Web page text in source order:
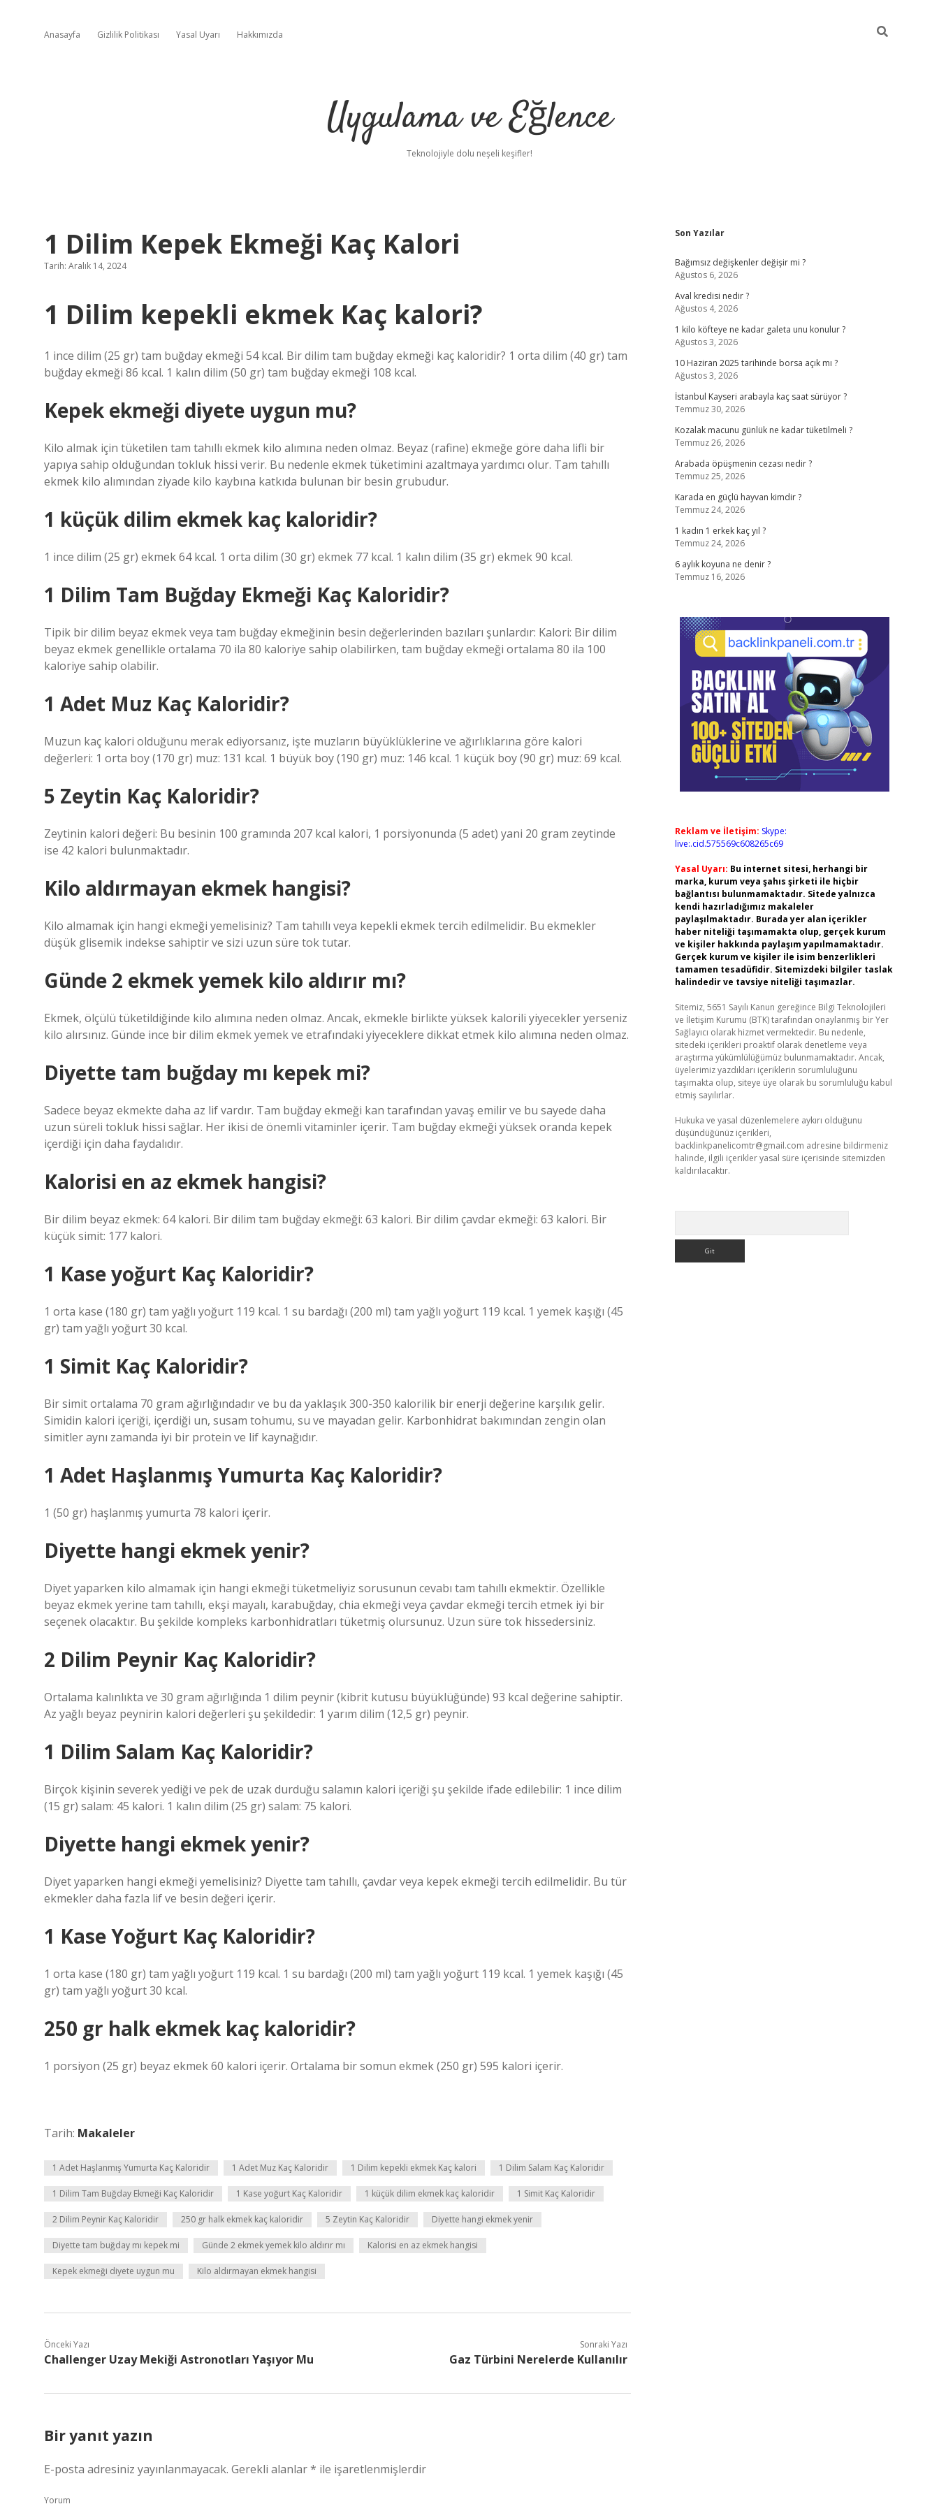
Anasayfa Gizlilik Politikası Yasal Uyarı Hakkımızda
Uygulama ve Eğlence
Teknolojiyle dolu neşeli keşifler!
1 Dilim Kepek Ekmeği Kaç Kalori
Tarih: Aralık 14, 2024
1 Dilim kepekli ekmek Kaç kalori?
1 ince dilim (25 gr) tam buğday ekmeği 54 kcal. Bir dilim tam buğday ekmeği kaç kaloridir? 1 orta dilim (40 gr) tam
buğday ekmeği 86 kcal. 1 kalın dilim (50 gr) tam buğday ekmeği 108 kcal.
Kepek ekmeği diyete uygun mu?
Kilo almak için tüketilen tam tahıllı ekmek kilo alımına neden olmaz. Beyaz (rafine) ekmeğe göre daha lifli bir
yapıya sahip olduğundan tokluk hissi verir. Bu nedenle ekmek tüketimini azaltmaya yardımcı olur. Tam tahıllı
ekmek kilo alımından ziyade kilo kaybına katkıda bulunan bir besin grubudur.
1 küçük dilim ekmek kaç kaloridir?
1 ince dilim (25 gr) ekmek 64 kcal. 1 orta dilim (30 gr) ekmek 77 kcal. 1 kalın dilim (35 gr) ekmek 90 kcal.
1 Dilim Tam Buğday Ekmeği Kaç Kaloridir?
Tipik bir dilim beyaz ekmek veya tam buğday ekmeğinin besin değerlerinden bazıları şunlardır: Kalori: Bir dilim
beyaz ekmek genellikle ortalama 70 ila 80 kaloriye sahip olabilirken, tam buğday ekmeği ortalama 80 ila 100
kaloriye sahip olabilir.
1 Adet Muz Kaç Kaloridir?
Muzun kaç kalori olduğunu merak ediyorsanız, işte muzların büyüklüklerine ve ağırlıklarına göre kalori
değerleri: 1 orta boy (170 gr) muz: 131 kcal. 1 büyük boy (190 gr) muz: 146 kcal. 1 küçük boy (90 gr) muz: 69 kcal.
5 Zeytin Kaç Kaloridir?
Zeytinin kalori değeri: Bu besinin 100 gramında 207 kcal kalori, 1 porsiyonunda (5 adet) yani 20 gram zeytinde
ise 42 kalori bulunmaktadır.
Kilo aldırmayan ekmek hangisi?
Kilo almamak için hangi ekmeği yemelisiniz? Tam tahıllı veya kepekli ekmek tercih edilmelidir. Bu ekmekler
düşük glisemik indekse sahiptir ve sizi uzun süre tok tutar.
Günde 2 ekmek yemek kilo aldırır mı?
Ekmek, ölçülü tüketildiğinde kilo alımına neden olmaz. Ancak, ekmekle birlikte yüksek kalorili yiyecekler yerseniz
kilo alırsınız. Günde ince bir dilim ekmek yemek ve etrafındaki yiyeceklere dikkat etmek kilo alımına neden olmaz.
Diyette tam buğday mı kepek mi?
Sadece beyaz ekmekte daha az lif vardır. Tam buğday ekmeği kan tarafından yavaş emilir ve bu sayede daha
uzun süreli tokluk hissi sağlar. Her ikisi de önemli vitaminler içerir. Tam buğday ekmeği yüksek oranda kepek
içerdiği için daha faydalıdır.
Kalorisi en az ekmek hangisi?
Bir dilim beyaz ekmek: 64 kalori. Bir dilim tam buğday ekmeği: 63 kalori. Bir dilim çavdar ekmeği: 63 kalori. Bir
küçük simit: 177 kalori.
1 Kase yoğurt Kaç Kaloridir?
1 orta kase (180 gr) tam yağlı yoğurt 119 kcal. 1 su bardağı (200 ml) tam yağlı yoğurt 119 kcal. 1 yemek kaşığı (45
gr) tam yağlı yoğurt 30 kcal.
1 Simit Kaç Kaloridir?
Bir simit ortalama 70 gram ağırlığındadır ve bu da yaklaşık 300-350 kalorilik bir enerji değerine karşılık gelir.
Simidin kalori içeriği, içerdiği un, susam tohumu, su ve mayadan gelir. Karbonhidrat bakımından zengin olan
simitler aynı zamanda iyi bir protein ve lif kaynağıdır.
1 Adet Haşlanmış Yumurta Kaç Kaloridir?
1 (50 gr) haşlanmış yumurta 78 kalori içerir.
Diyette hangi ekmek yenir?
Diyet yaparken kilo almamak için hangi ekmeği tüketmeliyiz sorusunun cevabı tam tahıllı ekmektir. Özellikle
beyaz ekmek yerine tam tahıllı, ekşi mayalı, karabuğday, chia ekmeği veya çavdar ekmeği tercih etmek iyi bir
seçenek olacaktır. Bu şekilde kompleks karbonhidratları tüketmiş olursunuz. Uzun süre tok hissedersiniz.
2 Dilim Peynir Kaç Kaloridir?
Ortalama kalınlıkta ve 30 gram ağırlığında 1 dilim peynir (kibrit kutusu büyüklüğünde) 93 kcal değerine sahiptir.
Az yağlı beyaz peynirin kalori değerleri şu şekildedir: 1 yarım dilim (12,5 gr) peynir.
1 Dilim Salam Kaç Kaloridir?
Birçok kişinin severek yediği ve pek de uzak durduğu salamın kalori içeriği şu şekilde ifade edilebilir: 1 ince dilim
(15 gr) salam: 45 kalori. 1 kalın dilim (25 gr) salam: 75 kalori.
Diyette hangi ekmek yenir?
Diyet yaparken hangi ekmeği yemelisiniz? Diyette tam tahıllı, çavdar veya kepek ekmeği tercih edilmelidir. Bu tür
ekmekler daha fazla lif ve besin değeri içerir.
1 Kase Yoğurt Kaç Kaloridir?
1 orta kase (180 gr) tam yağlı yoğurt 119 kcal. 1 su bardağı (200 ml) tam yağlı yoğurt 119 kcal. 1 yemek kaşığı (45
gr) tam yağlı yoğurt 30 kcal.
250 gr halk ekmek kaç kaloridir?
1 porsiyon (25 gr) beyaz ekmek 60 kalori içerir. Ortalama bir somun ekmek (250 gr) 595 kalori içerir.
Tarih: Makaleler
1 Adet Haşlanmış Yumurta Kaç Kaloridir 1 Adet Muz Kaç Kaloridir 1 Dilim kepekli ekmek Kaç kalori 1 Dilim Salam Kaç Kaloridir
1 Dilim Tam Buğday Ekmeği Kaç Kaloridir 1 Kase yoğurt Kaç Kaloridir 1 küçük dilim ekmek kaç kaloridir 1 Simit Kaç Kaloridir
2 Dilim Peynir Kaç Kaloridir 250 gr halk ekmek kaç kaloridir 5 Zeytin Kaç Kaloridir Diyette hangi ekmek yenir
Diyette tam buğday mı kepek mi Günde 2 ekmek yemek kilo aldırır mı Kalorisi en az ekmek hangisi
Kepek ekmeği diyete uygun mu Kilo aldırmayan ekmek hangisi
Önceki Yazı
Challenger Uzay Mekiği Astronotları Yaşıyor Mu
Sonraki Yazı
Gaz Türbini Nerelerde Kullanılır
Bir yanıt yazın
E-posta adresiniz yayınlanmayacak. Gerekli alanlar* ile işaretlenmişlerdir
Yorum
Sidebar
Son Yazılar
Bağımsız değişkenler değişir mi ?
Ağustos 6, 2026
Aval kredisi nedir ?
Ağustos 4, 2026
1 kilo köfteye ne kadar galeta unu konulur ?
Ağustos 3, 2026
10 Haziran 2025 tarihinde borsa açık mı ?
Ağustos 3, 2026
İstanbul Kayseri arabayla kaç saat sürüyor ?
Temmuz 30, 2026
Kozalak macunu günlük ne kadar tüketilmeli ?
Temmuz 26, 2026
Arabada öpüşmenin cezası nedir ?
Temmuz 25, 2026
Karada en güçlü hayvan kimdir ?
Temmuz 24, 2026
1 kadın 1 erkek kaç yıl ?
Temmuz 24, 2026
6 aylık koyuna ne denir ?
Temmuz 16, 2026
Reklam ve İletişim: Skype:
live:.cid.575569c608265c69
Yasal Uyarı: Bu internet sitesi, herhangi bir
marka, kurum veya şahıs şirketi ile hiçbir
bağlantısı bulunmamaktadır. Sitede yalnızca
kendi hazırladığımız makaleler
paylaşılmaktadır. Burada yer alan içerikler
haber niteliği taşımamakta olup, gerçek kurum
ve kişiler hakkında paylaşım yapılmamaktadır.
Gerçek kurum ve kişiler ile isim benzerlikleri
tamamen tesadüfidir. Sitemizdeki bilgiler taslak
halindedir ve tavsiye niteliği taşımazlar.
Sitemiz, 5651 Sayılı Kanun gereğince Bilgi Teknolojileri
ve İletişim Kurumu (BTK) tarafından onaylanmış bir Yer
Sağlayıcı olarak hizmet vermektedir. Bu nedenle,
sitedeki içerikleri proaktif olarak denetleme veya
araştırma yükümlülüğümüz bulunmamaktadır. Ancak,
üyelerimiz yazdıkları içeriklerin sorumluluğunu
taşımakta olup, siteye üye olarak bu sorumluluğu kabul
etmiş sayılırlar.
Hukuka ve yasal düzenlemelere aykırı olduğunu
düşündüğünüz içerikleri,
backlinkpanelicomtr@gmail.com adresine bildirmeniz
halinde, ilgili içerikler yasal süre içerisinde sitemizden
kaldırılacaktır.